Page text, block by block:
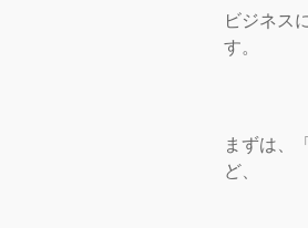
ビジネス
す。
まずは、
ど、